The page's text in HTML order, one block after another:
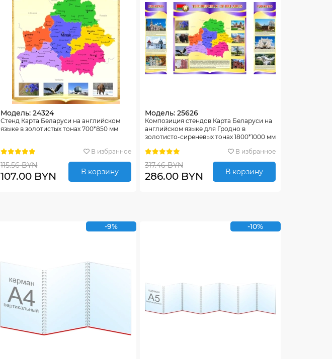
Модель: 24324
Стенд Карта Беларуси на английском
языке в золотистых тонах 700*850 мм
В избранное
115.56 BYN
107.00 BYN В корзину
Модель: 25626
Композиция стендов Карта Беларуси на
английском языке для Гродно в
золотисто-сиреневых тонах 1800*1000 мм
В избранное
317.46 BYN
286.00 BYN В корзину
-9% -10%